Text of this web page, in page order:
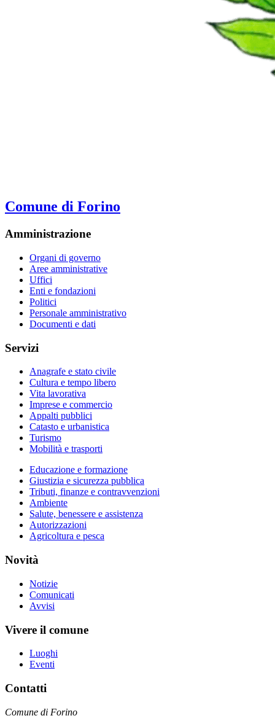
Comune di Forino
Amministrazione
Organi di governo
Aree amministrative
Uffici
Enti e fondazioni
Politici
Personale amministrativo
Documenti e dati
Servizi
Anagrafe e stato civile
Cultura e tempo libero
Vita lavorativa
Imprese e commercio
Appalti pubblici
Catasto e urbanistica
Turismo
Mobilità e trasporti
Educazione e formazione
Giustizia e sicurezza pubblica
Tributi, finanze e contravvenzioni
Ambiente
Salute, benessere e assistenza
Autorizzazioni
Agricoltura e pesca
Novità
Notizie
Comunicati
Avvisi
Vivere il comune
Luoghi
Eventi
Contatti
Comune di Forino